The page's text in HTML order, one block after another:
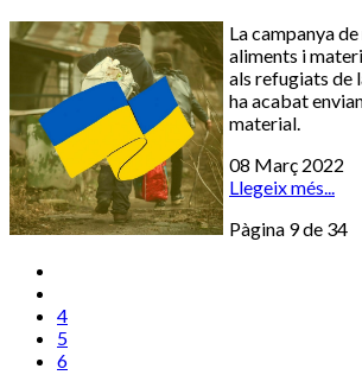
La campanya
aliments i
als refugiats de
ha acabat
material.
08 Març 2022
Llegeix més...
Pàgina 9 de 34
4
5
6